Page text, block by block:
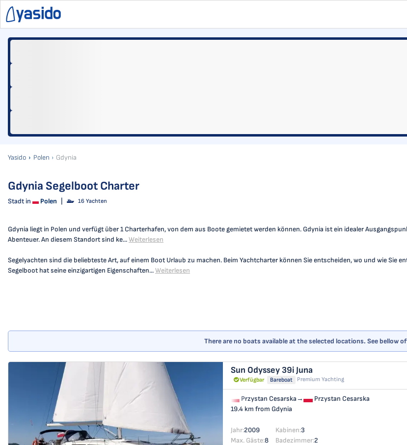
Yasido Polen Gdynia
Gdynia Segelboot Charter
Stadt in Polen 16 Yachten
Gdynia liegt in Polen und verfügt über 1 Charterhafen, von dem aus Boote gemietet werden können. Gdynia ist ein idealer
Abenteuer. An diesem Standort sind ke...Weiterlesen
Segelyachten sind die beliebteste Art, auf einem Boot Urlaub zu machen. Beim Yachtcharter können Sie entscheiden, wo und wie Sie
Segelboot hat seine einzigartigen Eigenschaften...Weiterlesen
There are no boats available at the selected locations. See bellow
Sun Odyssey 39i Juna
Verfügbar Bareboat Premium Yachting
Przystan Cesarska→
Przystan Cesarska
19.4 km from Gdynia
Jahr:2009 Kabinen:3
Max. Gäste:8 Badezimmer:2